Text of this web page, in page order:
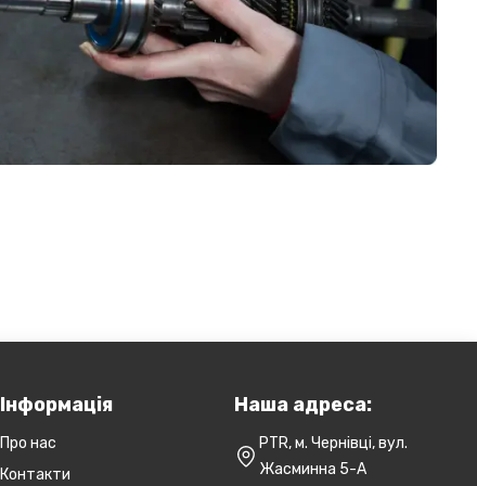
Інформація
Про нас
Контакти
Наша адреса:
PTR, м. Чернівці, вул.
Жасминна 5-А